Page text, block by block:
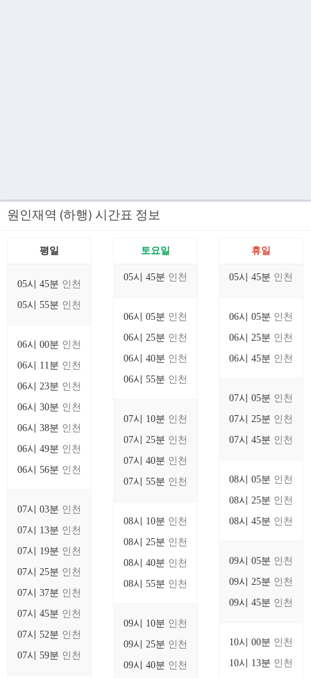
원인재역 (하행) 시간표 정보
평일
05시 45분 인천
05시 55분 인천
06시 00분 인천
06시 11분 인천
06시 23분 인천
06시 30분 인천
06시 38분 인천
06시 49분 인천
06시 56분 인천
07시 03분 인천
07시 13분 인천
07시 19분 인천
07시 25분 인천
07시 37분 인천
07시 45분 인천
07시 52분 인천
07시 59분 인천
토요일
05시 45분 인천
06시 05분 인천
06시 25분 인천
06시 40분 인천
06시 55분 인천
07시 10분 인천
07시 25분 인천
07시 40분 인천
07시 55분 인천
08시 10분 인천
08시 25분 인천
08시 40분 인천
08시 55분 인천
09시 10분 인천
09시 25분 인천
09시 40분 인천
휴일
05시 45분 인천
06시 05분 인천
06시 25분 인천
06시 45분 인천
07시 05분 인천
07시 25분 인천
07시 45분 인천
08시 05분 인천
08시 25분 인천
08시 45분 인천
09시 05분 인천
09시 25분 인천
09시 45분 인천
10시 00분 인천
10시 13분 인천